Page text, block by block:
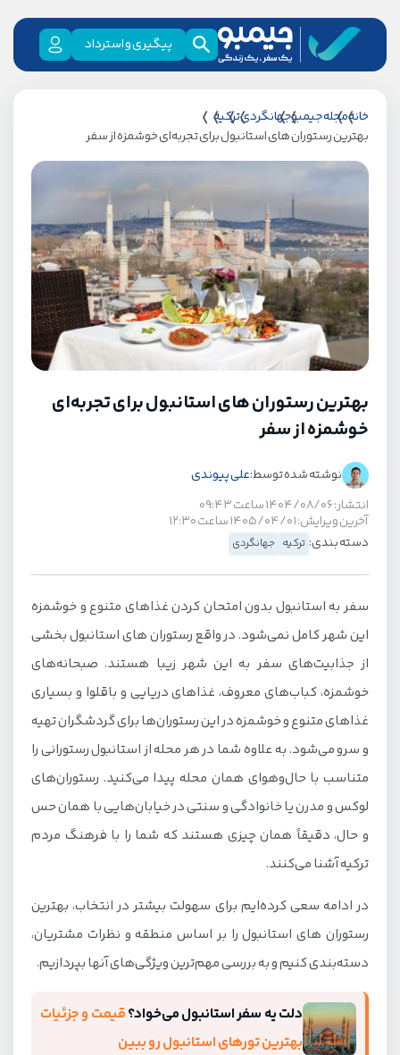
پیگیری و استرداد
خانهمجله جیمبوجهانگردیترکیه
بهترین رستوران های استانبول برای تجربه‌ای خوشمزه از سفر
بهترین رستوران های استانبول برای تجربه‌ای
خوشمزه از سفر
نوشته شده توسط:علی پیوندی
انتشار: ۱۴۰۴/۰۸/۰۶ ساعت ۰۹:۴۳
آخرین ویرایش: ۱۴۰۵/۰۴/۰۱ ساعت ۱۲:۳۰
دسته بندی: ترکیه جهانگردی
سفر به استانبول بدون امتحان کردن غذاهای متنوع و خوشمزه
این شهر کامل نمی‌شود. در واقع رستوران های استانبول بخشی
از جذابیت‌های سفر به این شهر زیبا هستند. صبحانه‌های
خوشمزه، کباب‌های معروف، غذاهای دریایی و باقلوا و بسیاری
غذاهای متنوع و خوشمزه در این رستوران‌ها برای گردشگران تهیه
و سرو می‌شود. به علاوه شما در هر محله از استانبول رستورانی را
متناسب با حال‌وهوای همان محله پیدا می‌کنید. رستوران‌های
لوکس و مدرن یا خانوادگی و سنتی در خیابان‌هایی با همان حس
و حال، دقیقاً همان چیزی هستند که شما را با فرهنگ مردم
ترکیه آشنا می‌کنند.
در ادامه سعی کرده‌ایم برای سهولت بیشتر در انتخاب، بهترین
رستوران های استانبول را بر اساس منطقه و نظرات مشتریان،
دسته‌بندی کنیم و به بررسی مهم‌ترین ویژگی‌های آنها بپردازیم.
دلت یه سفر استانبول می‌خواد؟قیمت و جزئیات
بهترین تورهای استانبول رو ببین